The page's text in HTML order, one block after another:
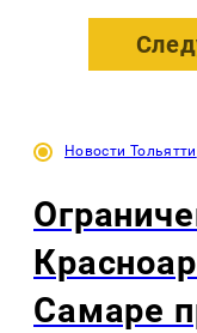
Новости Тольятти
Самаре